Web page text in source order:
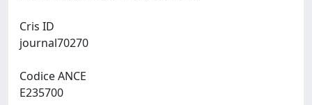
Cris ID
Codice ANCE